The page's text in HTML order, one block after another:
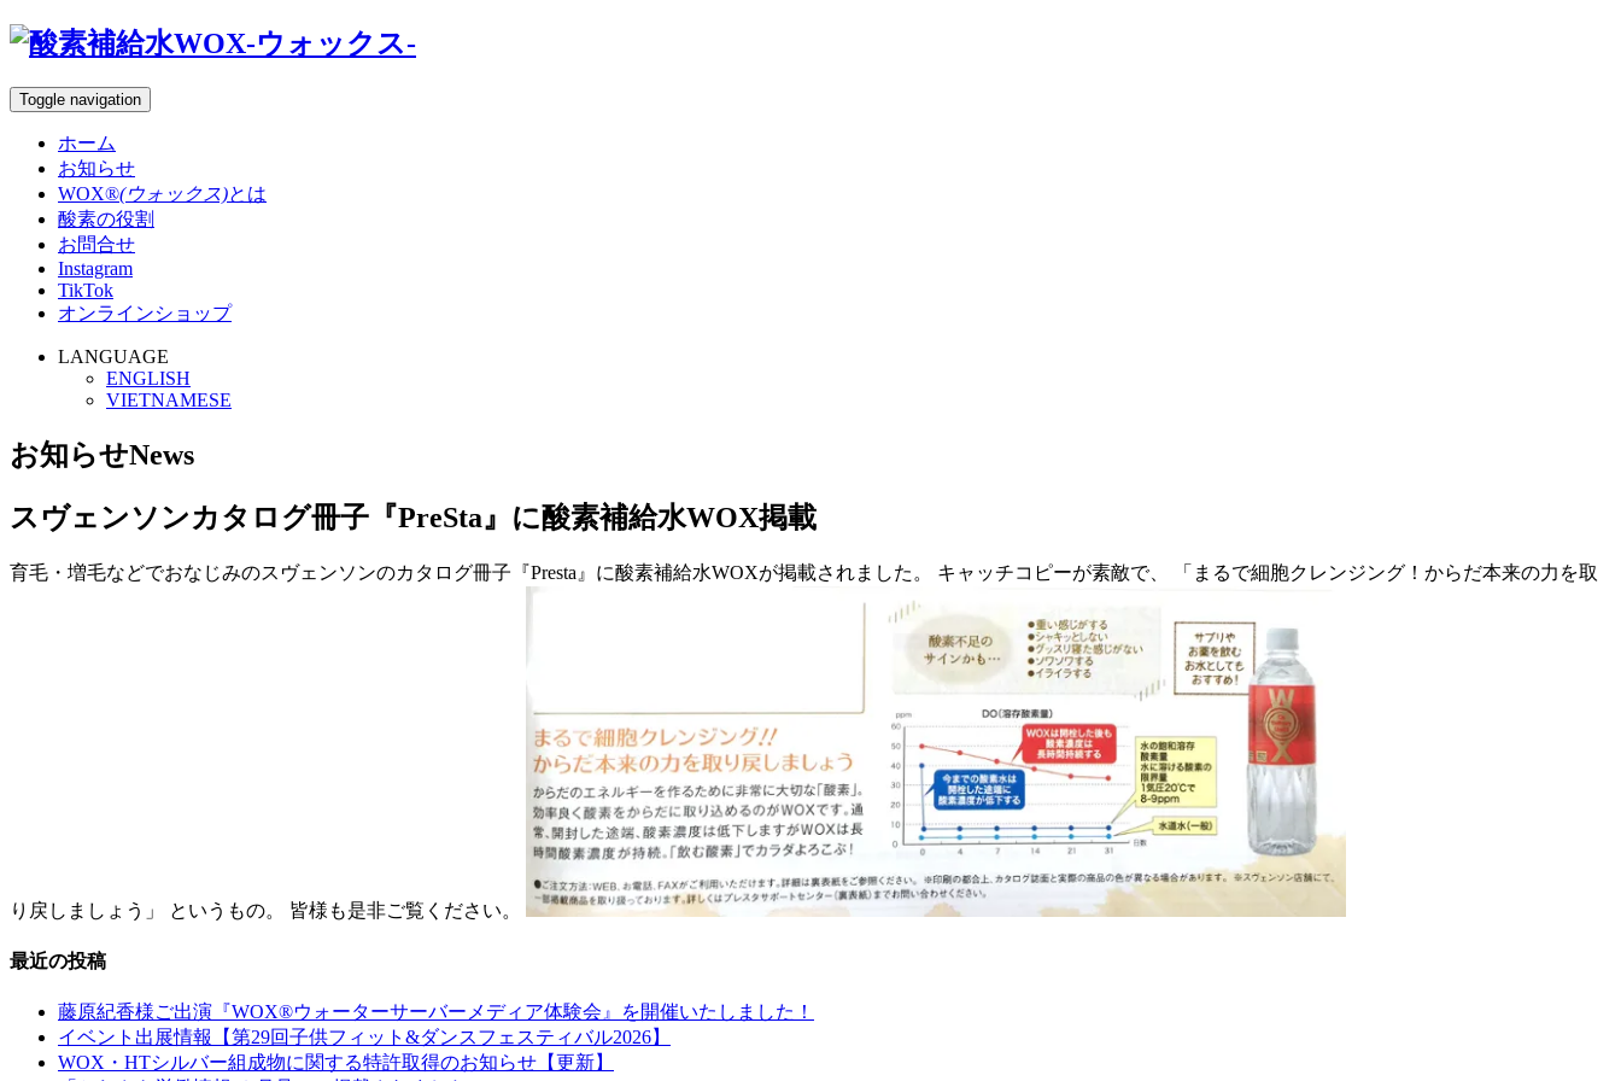
Toggle navigation
ホーム
お知らせ
WOX®(ウォックス)とは
酸素の役割
お問合せ
Instagram
TikTok
オンラインショップ
LANGUAGE
ENGLISH
VIETNAMESE
お知らせNews
スヴェンソンカタログ冊子『PreSta』に酸素補給水WOX掲載
育毛・増毛などでおなじみのスヴェンソンのカタログ冊子『Presta』に酸素補給水WOXが掲載されました。 キャッチコピーが素敵で、 「まるで細胞クレンジング！からだ本来の力を取
り戻しましょう」 というもの。 皆様も是非ご覧ください。
最近の投稿
藤原紀香様ご出演『WOX®ウォーターサーバーメディア体験会』を開催いたしました！
イベント出展情報【第29回子供フィット&ダンスフェスティバル2026】
WOX・HTシルバー組成物に関する特許取得のお知らせ【更新】